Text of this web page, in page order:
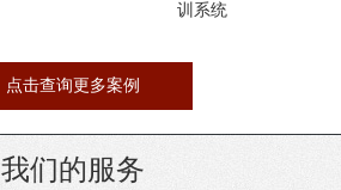
训系统
点击查询更多案例
我们的服务